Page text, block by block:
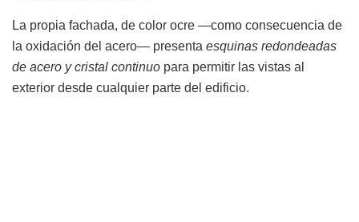
La propia fachada, de color ocre —como consecuencia de
la oxidación del acero— presenta esquinas redondeadas
de acero y cristal continuo para permitir las vistas al
exterior desde cualquier parte del edificio.